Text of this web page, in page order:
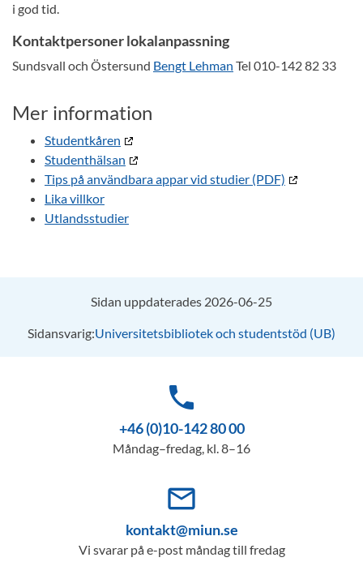
i god tid.
Kontaktpersoner lokalanpassning
Sundsvall och Östersund Bengt Lehman Tel 010-142 82 33
Mer information
Studentkåren
Studenthälsan
Tips på användbara appar vid studier (PDF)
Lika villkor
Utlandsstudier
Sidan uppdaterades 2026-06-25
Sidansvarig:Universitetsbibliotek och studentstöd (UB)
phone
+46 (0)10-142 80 00
Måndag–fredag, kl. 8–16
mail_outline
kontakt@miun.se
Vi svarar på e-post måndag till fredag